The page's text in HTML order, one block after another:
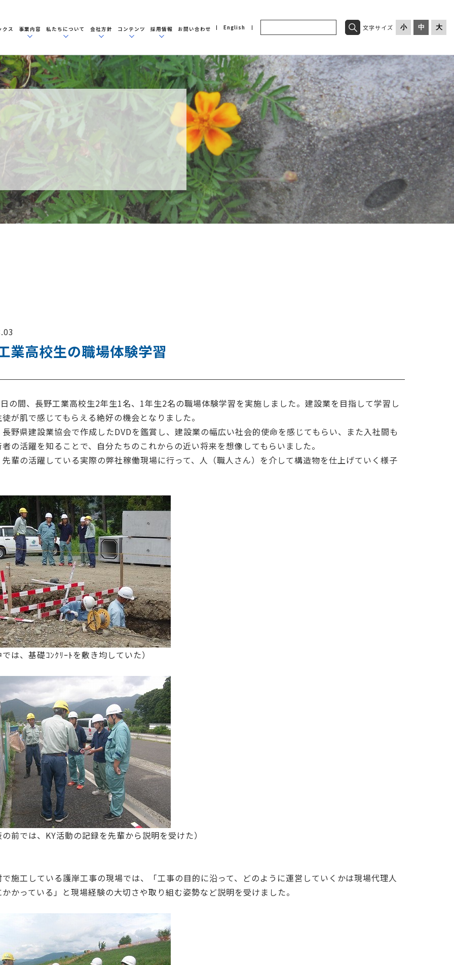
クス 事業内容 私たちについて 会社方針 コンテンツ 採用情報 お問い合わせ English 文字サイズ 小 中 大
業高校生の職場体験学習
の間、長野工業高校生2年生1名、1年生2名の職場体験学習を実施しました。建設業を目指して学習し
が肌で感じてもらえる絶好の機会となりました。
野県建設業協会で作成したDVDを鑑賞し、建設業の幅広い社会的使命を感じてもらい、また入社間も
の活躍を知ることで、自分たちのこれからの近い将来を想像してもらいました。
輩の活躍している実際の弊社稼働現場に行って、人（職人さん）を介して構造物を仕上げていく様子
は、基礎ｺﾝｸﾘｰﾄを敷き均していた）
前では、KY活動の記録を先輩から説明を受けた）
施工している護岸工事の現場では、「工事の目的に沿って、どのように運営していくかは現場代理人
かっている」と現場経験の大切さや取り組む姿勢など説明を受けました。